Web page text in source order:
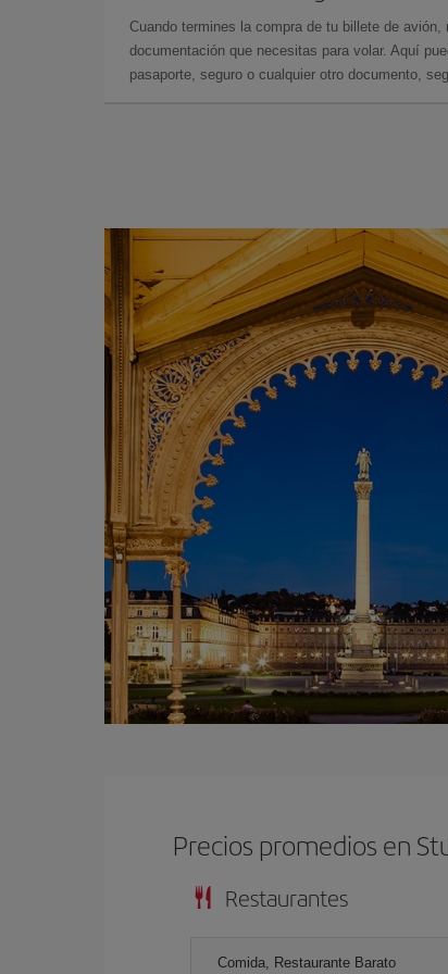
Cuando termines la compra de tu billete de avión,
documentación que necesitas para volar. Aquí
pasaporte, seguro o cualquier otro documento,
Precios promedios en
Restaurantes
Comida, Restaurante Barato